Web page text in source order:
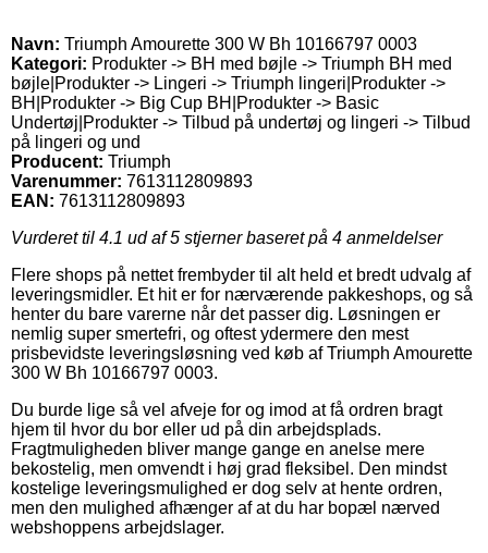
Navn: Triumph Amourette 300 W Bh 10166797 0003
Kategori: Produkter -> BH med bøjle -> Triumph BH med
bøjle|Produkter -> Lingeri -> Triumph lingeri|Produkter ->
BH|Produkter -> Big Cup BH|Produkter -> Basic
Undertøj|Produkter -> Tilbud på undertøj og lingeri -> Tilbud
på lingeri og und
Producent: Triumph
Varenummer: 7613112809893
EAN: 7613112809893
Vurderet til 4.1 ud af 5 stjerner baseret på 4 anmeldelser
Flere shops på nettet frembyder til alt held et bredt udvalg af
leveringsmidler. Et hit er for nærværende pakkeshops, og så
henter du bare varerne når det passer dig. Løsningen er
nemlig super smertefri, og oftest ydermere den mest
prisbevidste leveringsløsning ved køb af Triumph Amourette
300 W Bh 10166797 0003.
Du burde lige så vel afveje for og imod at få ordren bragt
hjem til hvor du bor eller ud på din arbejdsplads.
Fragtmuligheden bliver mange gange en anelse mere
bekostelig, men omvendt i høj grad fleksibel. Den mindst
kostelige leveringsmulighed er dog selv at hente ordren,
men den mulighed afhænger af at du har bopæl nærved
webshoppens arbejdslager.